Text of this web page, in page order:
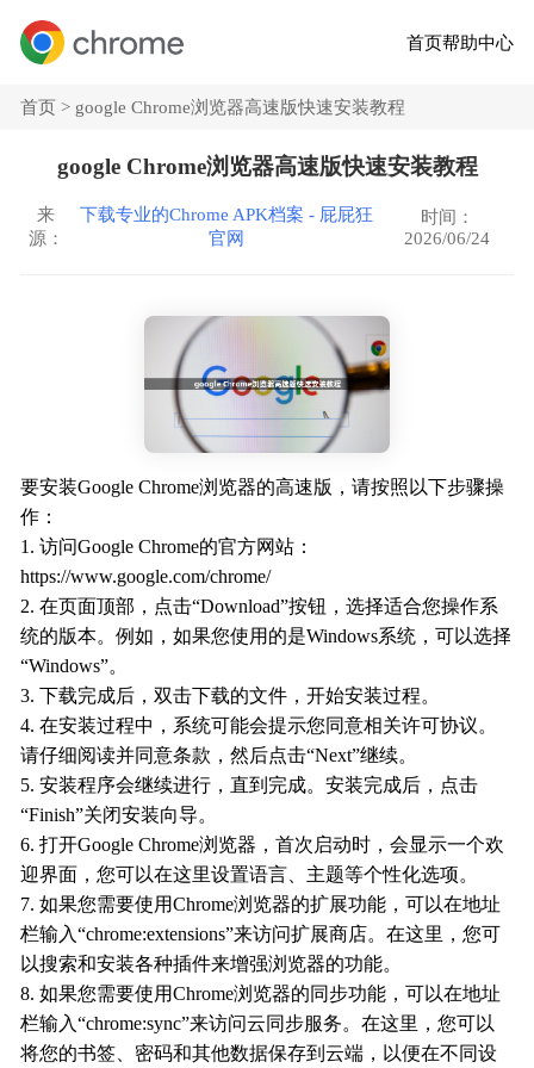
首页帮助中心
首页 > google Chrome浏览器高速版快速安装教程
google Chrome浏览器高速版快速安装教程
来
源：
下载专业的Chrome APK档案 - 屁屁狂
官网
时间：
2026/06/24
要安装Google Chrome浏览器的高速版，请按照以下步骤操
作：
1. 访问Google Chrome的官方网站：
https://www.google.com/chrome/
2. 在页面顶部，点击“Download”按钮，选择适合您操作系
统的版本。例如，如果您使用的是Windows系统，可以选择
“Windows”。
3. 下载完成后，双击下载的文件，开始安装过程。
4. 在安装过程中，系统可能会提示您同意相关许可协议。
请仔细阅读并同意条款，然后点击“Next”继续。
5. 安装程序会继续进行，直到完成。安装完成后，点击
“Finish”关闭安装向导。
6. 打开Google Chrome浏览器，首次启动时，会显示一个欢
迎界面，您可以在这里设置语言、主题等个性化选项。
7. 如果您需要使用Chrome浏览器的扩展功能，可以在地址
栏输入“chrome:extensions”来访问扩展商店。在这里，您可
以搜索和安装各种插件来增强浏览器的功能。
8. 如果您需要使用Chrome浏览器的同步功能，可以在地址
栏输入“chrome:sync”来访问云同步服务。在这里，您可以
将您的书签、密码和其他数据保存到云端，以便在不同设